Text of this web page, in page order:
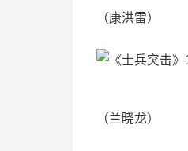
（康洪雷）
（兰晓龙）